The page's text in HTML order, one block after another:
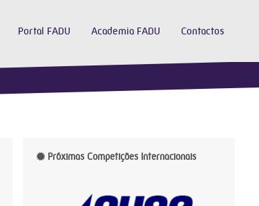
Portal FADU Academia FADU Contactos
Próximas Competições Internacionais